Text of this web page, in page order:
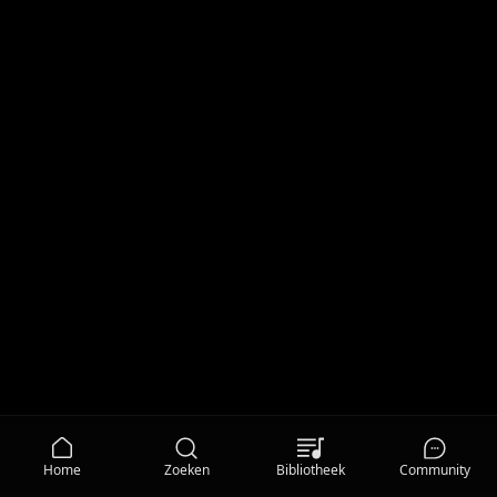
Home Zoeken Bibliotheek Community